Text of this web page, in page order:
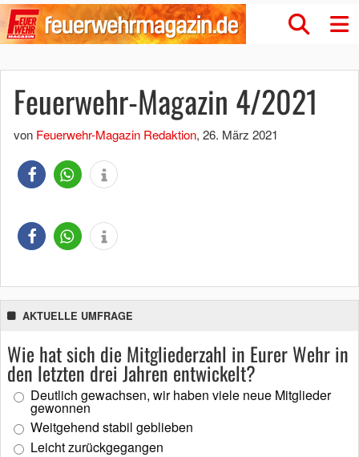
Feuerwehr-Magazin 4/2021
von Feuerwehr-Magazin Redaktion, 26. März 2021
AKTUELLE UMFRAGE
Wie hat sich die Mitgliederzahl in Eurer Wehr in
den letzten drei Jahren entwickelt?
Deutlich gewachsen, wir haben viele neue Mitglieder
gewonnen
Weitgehend stabil geblieben
Leicht zurückgegangen